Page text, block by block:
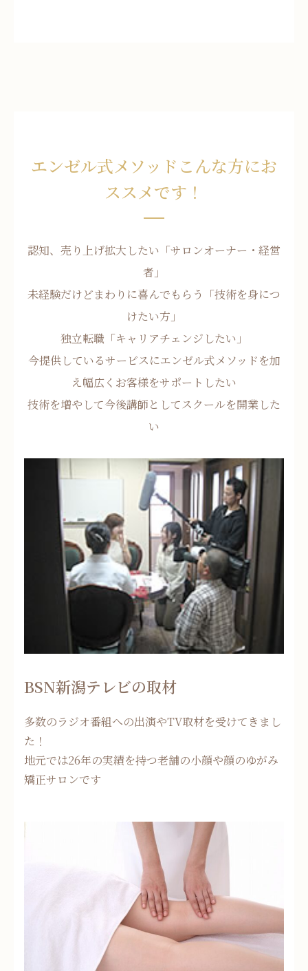
エンゼル式メソッドこんな方にお
ススメです！
認知、売り上げ拡大したい「サロンオーナー・経営
者」
未経験だけどまわりに喜んでもらう「技術を身につ
けたい方」
独立転職「キャリアチェンジしたい」
今提供しているサービスにエンゼル式メソッドを加
え幅広くお客様をサポートしたい
技術を増やして今後講師としてスクールを開業した
い
BSN新潟テレビの取材
多数のラジオ番組への出演やTV取材を受けてきまし
た！
地元では26年の実績を持つ老舗の小顔や顔のゆがみ
矯正サロンです